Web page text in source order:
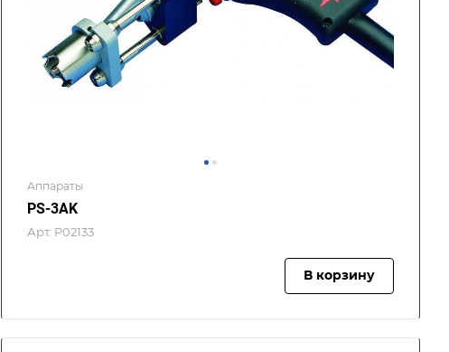
Аппараты
PS-3AK
Арт. P02133
В корзину